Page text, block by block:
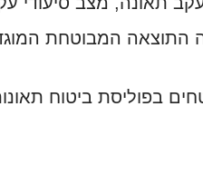
התוצאה המבוטחת
בפוליסת ביטוח תאונות